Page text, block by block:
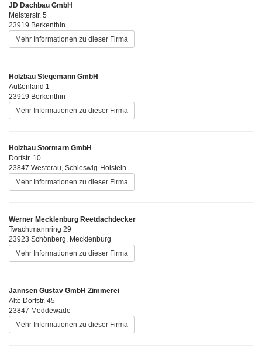
JD Dachbau GmbH
Meisterstr. 5
23919 Berkenthin
Mehr Informationen zu dieser Firma
Holzbau Stegemann GmbH
Außenland 1
23919 Berkenthin
Mehr Informationen zu dieser Firma
Holzbau Stormarn GmbH
Dorfstr. 10
23847 Westerau, Schleswig-Holstein
Mehr Informationen zu dieser Firma
Werner Mecklenburg Reetdachdecker
Twachtmannring 29
23923 Schönberg, Mecklenburg
Mehr Informationen zu dieser Firma
Jannsen Gustav GmbH Zimmerei
Alte Dorfstr. 45
23847 Meddewade
Mehr Informationen zu dieser Firma